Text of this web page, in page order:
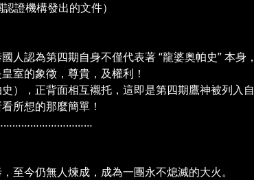
證機構發出的文件）
人認為第四期自身不僅代表著 “龍婆奥帕史” 本身
室的象徵，尊貴，及權利！
），正背面相互襯托，這即是第四期鷹神被列入
所想的那麼簡單！
至今仍無人煉成，成為一團永不熄滅的大火。